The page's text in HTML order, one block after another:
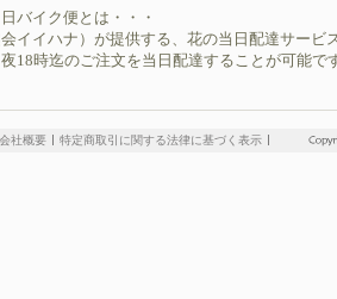
バイク便とは・・・
イイハナ）が提供する、花の当日配達サービス
18時迄のご注文を当日配達することが可能です
会社概要 特定商取引に関する法律に基づく表示